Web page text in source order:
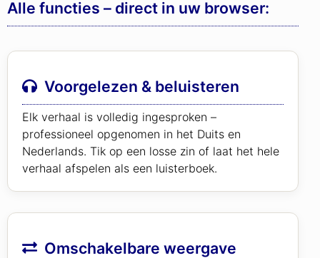
Alle functies – direct in uw browser:
Voorgelezen & beluisteren
Elk verhaal is volledig ingesproken –
professioneel opgenomen in het Duits en
Nederlands. Tik op een losse zin of laat het hele
verhaal afspelen als een luisterboek.
Omschakelbare weergave